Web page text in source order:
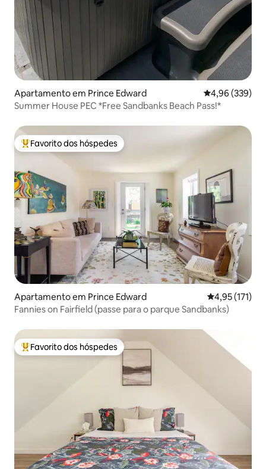
Apartamento em Prince Edward Classificação
4,96 (339)
Summer House PEC *Free Sandbanks Beach Pass!*
Favoritos dos hóspedes mais apreciados
Favorito dos hóspedes
Apartamento em Prince Edward Classificação
4,95 (171)
Fannies on Fairfield (passe para o parque Sandbanks)
Favoritos dos hóspedes mais apreciados
Favorito dos hóspedes